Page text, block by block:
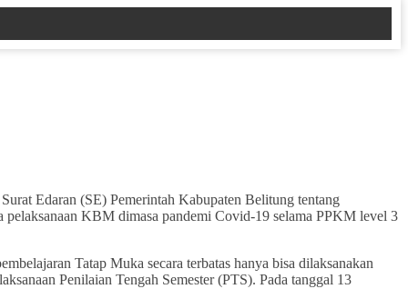
Edaran (SE) Pemerintah Kabupaten Belitung tentang
KBM dimasa pandemi Covid-19 selama PPKM level 3
Tatap Muka secara terbatas hanya bisa dilaksanakan
Penilaian Tengah Semester (PTS). Pada tanggal 13